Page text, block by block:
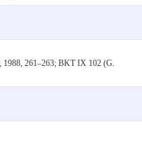
261–263; BKT IX 102 (G.